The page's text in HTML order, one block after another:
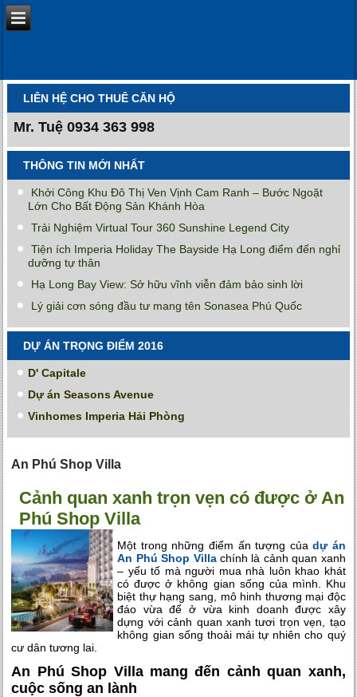
LIÊN HỆ CHO THUÊ CĂN HỘ
Mr. Tuệ 0934 363 998
THÔNG TIN MỚI NHẤT
Khởi Công Khu Đô Thị Ven Vịnh Cam Ranh – Bước Ngoặt
Lớn Cho Bất Động Sản Khánh Hòa
Trải Nghiệm Virtual Tour 360 Sunshine Legend City
Tiện ích Imperia Holiday The Bayside Hạ Long điểm đến nghỉ
dưỡng tự thân
Hạ Long Bay View: Sở hữu vĩnh viễn đảm bảo sinh lời
Lý giải cơn sóng đầu tư mang tên Sonasea Phú Quốc
DỰ ÁN TRỌNG ĐIỂM 2016
D' Capitale
Dự án Seasons Avenue
Vinhomes Imperia Hải Phòng
An Phú Shop Villa
Cảnh quan xanh trọn vẹn có được ở An
Phú Shop Villa
Một trong những điểm ấn tượng củadự án
An Phú Shop Villa chính là cảnh quan xanh
– yếu tố mà người mua nhà luôn khao khát
có được ở không gian sống của mình. Khu
biệt thự hạng sang, mô hinh thương mại độc
đáo vừa để ở vừa kinh doanh được xây
dựng với cảnh quan xanh tươi trọn vẹn, tạo
không gian sống thoải mái tự nhiên cho quý
cư dân tương lai.
An Phú Shop Villa mang đến cảnh quan xanh,
cuộc sống an lành